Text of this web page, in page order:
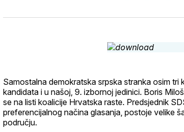
Samostalna demokratska srpska stranka osim tri
kandidata i u našoj, 9. izbornoj jedinici. Boris
se na listi koalicije Hrvatska raste. Predsjednik
preferencijalnog načina glasanja, postoje velike
području.